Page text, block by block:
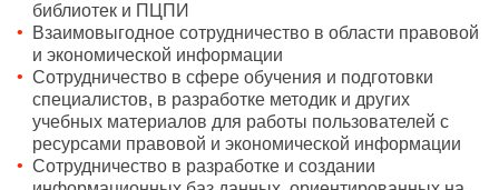
библиотек и ПЦПИ
Взаимовыгодное сотрудничество в области правовой
и экономической информации
Сотрудничество в сфере обучения и подготовки
специалистов, в разработке методик и других
учебных материалов для работы пользователей с
ресурсами правовой и экономической информации
Сотрудничество в разработке и создании